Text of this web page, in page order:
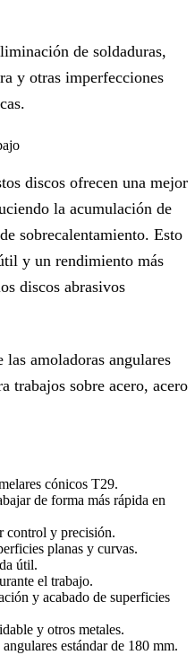
de soldaduras,
y otras imperfecciones
discos ofrecen una mejor
la acumulación de
sobrecalentamiento. Esto
y un rendimiento más
discos abrasivos
amoladoras angulares
trabajos sobre acero, acero
cónicos T29.
de forma más rápida en
control y precisión.
planas y curvas.
útil.
el trabajo.
y acabado de superficies
y otros metales.
estándar de 180 mm.